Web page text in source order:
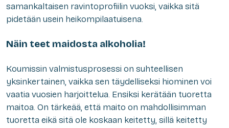
samankaltaisen ravintoprofiilin vuoksi, vaikka sitä
pidetään usein heikompilaatuisena.
Näin teet maidosta alkoholia!
Koumissin valmistusprosessi on suhteellisen
yksinkertainen, vaikka sen täydelliseksi hiominen voi
vaatia vuosien harjoittelua. Ensiksi kerätään tuoretta
maitoa. On tärkeää, että maito on mahdollisimman
tuoretta eikä sitä ole koskaan keitetty, sillä keitetty